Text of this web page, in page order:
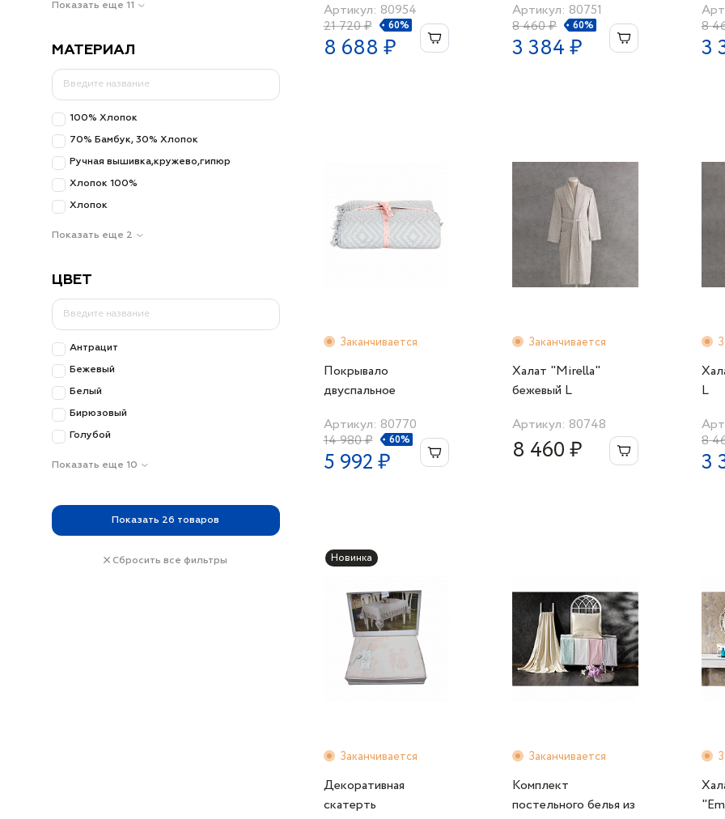
Показать еще 11
МАТЕРИАЛ
100% Хлопок
70% Бамбук, 30% Хлопок
Ручная вышивка,кружево,гипюр
Хлопок 100%
Хлопок
Показать еще 2
ЦВЕТ
Антрацит
Бежевый
Белый
Бирюзовый
Голубой
Показать еще 10
Показать 26 товаров
Сбросить все фильтры
белая
Артикул: 80954
21 720 ₽
60%
8 688 ₽
Артикул: 80751
8 460 ₽
60%
3 384 ₽
8
3
Заканчивается
Покрывало
двуспальное
зеленое
Артикул: 80770
14 980 ₽
60%
5 992 ₽
Заканчивается
Халат "Mirella"
бежевый L
Артикул: 80748
8 460 ₽
L
8
3
Новинка
Заканчивается
Декоративная
скатерть
Заканчивается
Комплект
постельного белья из